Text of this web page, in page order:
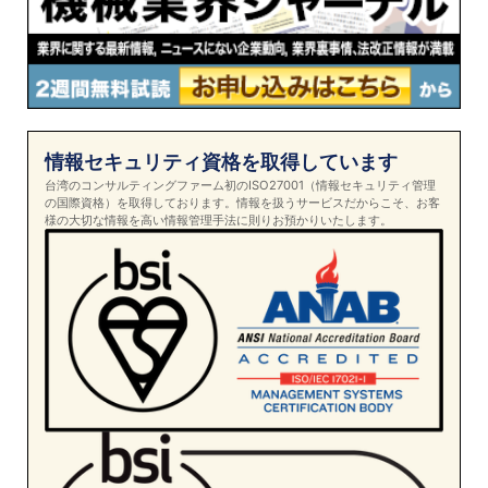
情報セキュリティ資格を取得しています
台湾のコンサルティングファーム初のISO27001（情報セキュリティ管理
の国際資格）を取得しております。情報を扱うサービスだからこそ、お客
様の大切な情報を高い情報管理手法に則りお預かりいたします。